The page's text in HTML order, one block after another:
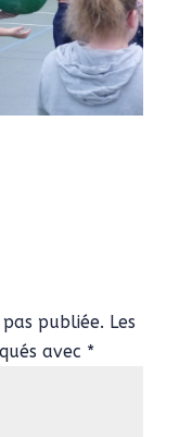
publiée. Les
avec *